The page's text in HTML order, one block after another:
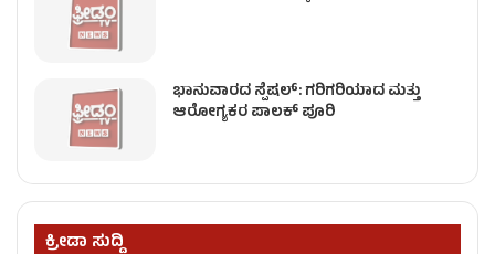
ಭಾನುವಾರದ ಸ್ಪೆಷಲ್: ಗರಿಗರಿಯಾದ ಮತ್ತು
ಆರೋಗ್ಯಕರ ಪಾಲಕ್ ಪೂರಿ
ಕ್ರೀಡಾ ಸುದ್ದಿ